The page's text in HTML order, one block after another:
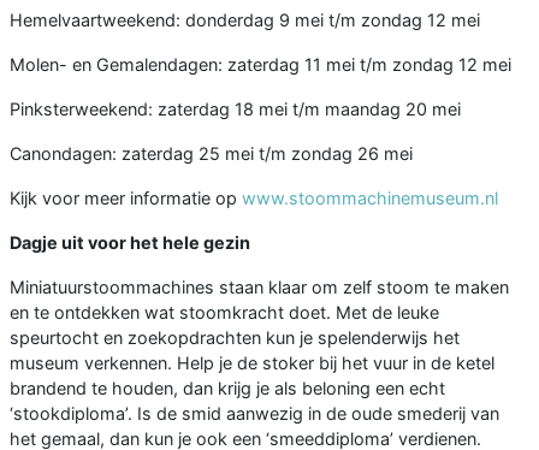
Hemelvaartweekend: donderdag 9 mei t/m zondag 12 mei
Molen- en Gemalendagen: zaterdag 11 mei t/m zondag 12 mei
Pinksterweekend: zaterdag 18 mei t/m maandag 20 mei
Canondagen: zaterdag 25 mei t/m zondag 26 mei
Kijk voor meer informatie op www.stoommachinemuseum.nl
Dagje uit voor het hele gezin
Miniatuurstoommachines staan klaar om zelf stoom te maken
en te ontdekken wat stoomkracht doet. Met de leuke
speurtocht en zoekopdrachten kun je spelenderwijs het
museum verkennen. Help je de stoker bij het vuur in de ketel
brandend te houden, dan krijg je als beloning een echt
‘stookdiploma’. Is de smid aanwezig in de oude smederij van
het gemaal, dan kun je ook een ‘smeeddiploma’ verdienen.